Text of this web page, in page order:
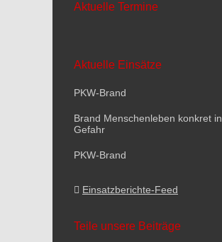
Aktuelle Termine
Aktuelle Einsätze
PKW-Brand
Brand Menschenleben konkret in
Gefahr
PKW-Brand
Einsatzberichte-Feed
Teile unsere Beiträge